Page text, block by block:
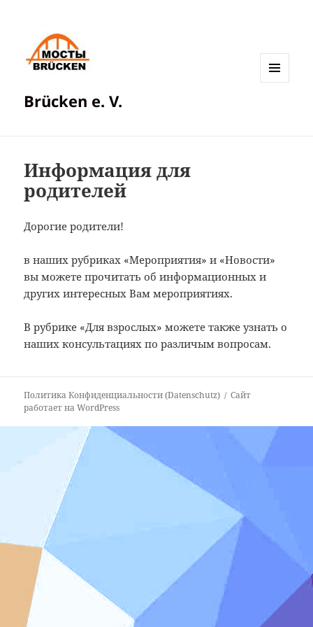
Brücken e. V.
Информация для
родителей
Дорогие родители!
в наших рубриках «Мероприятия» и «Новости»
вы можете прочитать об информационных и
других интересных Вам мероприятиях.
В рубрике «Для взрослых» можете также узнать о
наших консультациях по различым вопросам.
Политика Конфиденциальности (Datenschutz)
Сайт
работает на WordPress